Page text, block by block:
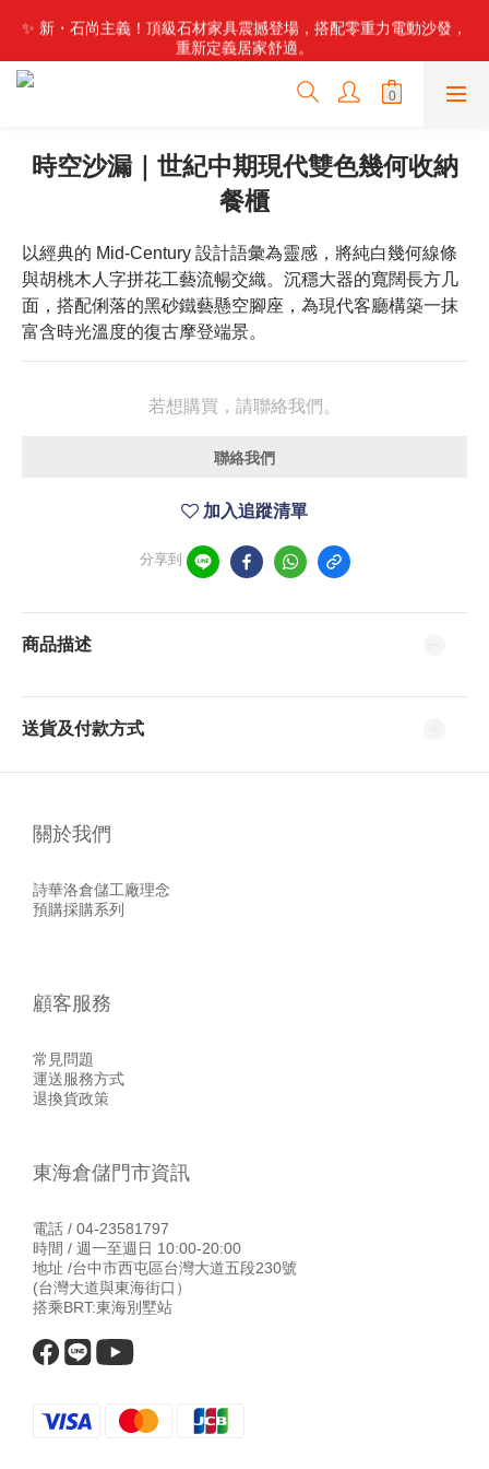
✨ 新・石尚主義！頂級石材家具震撼登場，搭配零重力電動沙發，
重新定義居家舒適。
✨ 新・石尚主義！頂級石材家具震撼登場，搭配零重力電動沙發，
重新定義居家舒適。
🤫 內行人才知道的寶藏地！部落客激推：東海隱藏版高品質家具
工廠，設計師款直接帶回家！
應，直營價輕鬆換新家！
✨ 新・石尚主義！頂級石材家具震撼登場，搭配零重力電動沙發，
時空沙漏｜世紀中期現代雙色幾何收納
餐櫃
以經典的 Mid-Century 設計語彙為靈感，將純白幾何線條
與胡桃木人字拼花工藝流暢交織。沉穩大器的寬闊長方几
面，搭配俐落的黑砂鐵藝懸空腳座，為現代客廳構築一抹
富含時光溫度的復古摩登端景。
若想購買，請聯絡我們。
聯絡我們
加入追蹤清單
分享到
商品描述
送貨及付款方式
關於我們
詩華洛倉儲工廠理念
預購採購系列
顧客服務
常見問題
運送服務方式
退換貨政策
東海倉儲門市資訊
電話 / 04-23581797
時間 / 週一至週日 10:00-20:00
地址 /台中市西屯區台灣大道五段230號
(台灣大道與東海街口）
搭乘BRT:東海別墅站